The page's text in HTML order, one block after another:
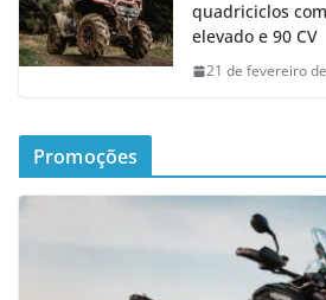
quadriciclos
elevado e 90 CV
21 de fevereiro
Promoções